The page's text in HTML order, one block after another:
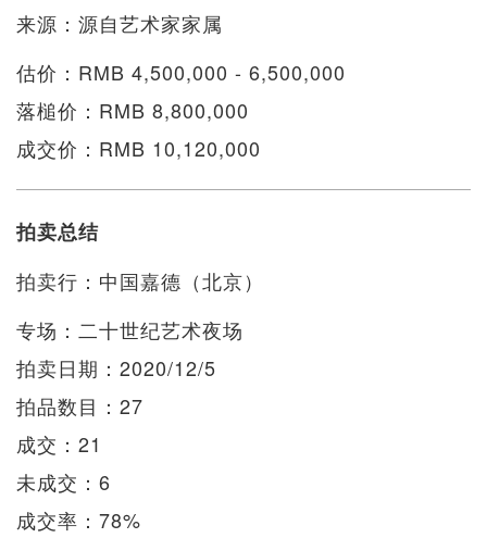
来源：源自艺术家家属
估价：RMB 4,500,000 - 6,500,000
落槌价：RMB 8,800,000
成交价：RMB 10,120,000
拍卖总结
拍卖行：中国嘉德（北京）
专场：二十世纪艺术夜场
拍卖日期：2020/12/5
拍品数目：27
成交：21
未成交：6
成交率：78%